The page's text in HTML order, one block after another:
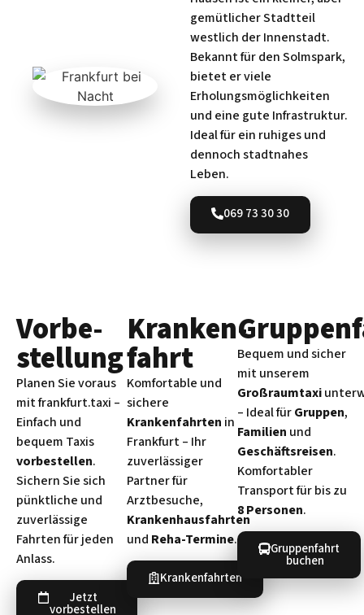
gemütlicher Stadtteil
westlich der Innenstadt.
Bekannt für den Solmspark,
bietet er viele
Erholungsmöglichkeiten
und eine gute Infrastruktur.
Ideal für ein ruhiges und
dennoch stadtnahes
Leben.
069 73 30 30
Vorbe­
stellung
Planen Sie voraus
mit frankfurt.taxi –
Einfach und
bequem Taxis
vorbestellen.
Sichern Sie sich
pünktliche und
zuverlässige
Fahrten für jeden
Anlass.
Jetzt
vorbestellen
Kranken­
fahrt
Komfortable und
sichere
Krankenfahrten in
Frankfurt – Ihr
zuverlässiger
Partner für
Arztbesuche,
Krankenhausfahrten
und Reha-Termine.
Krankenfahrten
Bequem und sicher
mit unserem
Großraumtaxi
– Ideal fürGruppen,
Familien und
Geschäftsreisen.
Komfortabler
Transport für bis zu
8 Personen.
Gruppenfahrt
buchen